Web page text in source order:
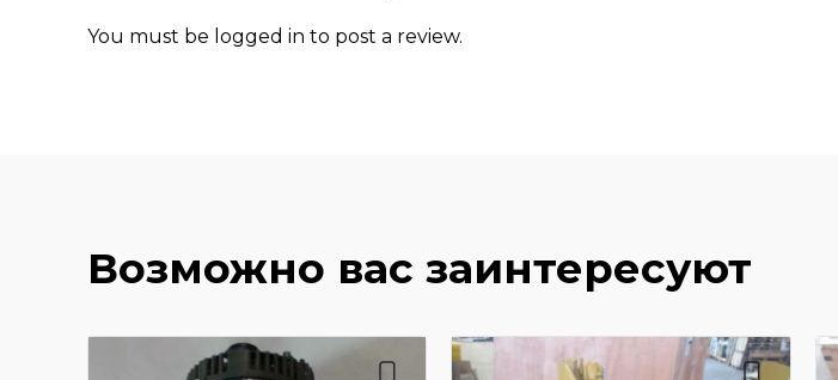
You must be logged in to post a review.
Возможно вас заинтересуют